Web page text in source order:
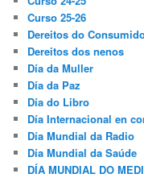
Curso 25-26
Dereitos do
Dereitos dos nenos
Día da Muller
Día da Paz
Día do Libro
Día Internacional en
Día Mundial da Radio
Día Mundial da Saúde
DÍA MUNDIAL DO